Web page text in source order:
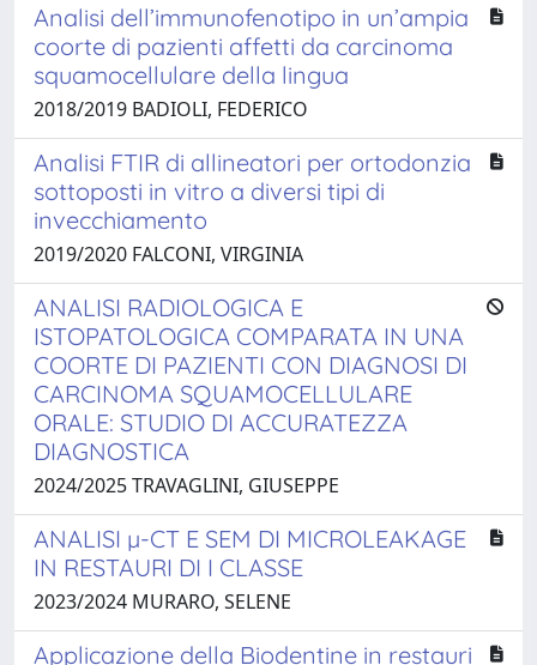
Analisi dell’immunofenotipo in un’ampia
coorte di pazienti affetti da carcinoma
squamocellulare della lingua
2018/2019 BADIOLI, FEDERICO
Analisi FTIR di allineatori per ortodonzia
sottoposti in vitro a diversi tipi di
invecchiamento
2019/2020 FALCONI, VIRGINIA
ANALISI RADIOLOGICA E
ISTOPATOLOGICA COMPARATA IN UNA
COORTE DI PAZIENTI CON DIAGNOSI DI
CARCINOMA SQUAMOCELLULARE
ORALE: STUDIO DI ACCURATEZZA
DIAGNOSTICA
2024/2025 TRAVAGLINI, GIUSEPPE
ANALISI µ-CT E SEM DI MICROLEAKAGE
IN RESTAURI DI I CLASSE
2023/2024 MURARO, SELENE
Applicazione della Biodentine in restauri